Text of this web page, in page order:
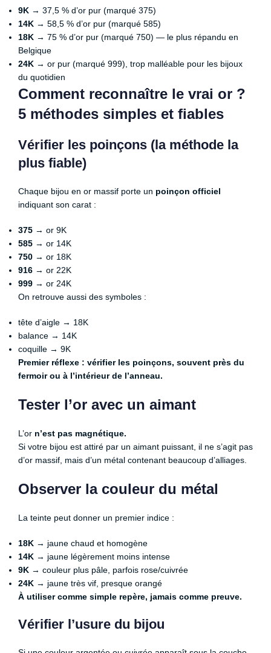
9K → 37,5 % d’or pur (marqué 375)
14K → 58,5 % d’or pur (marqué 585)
18K → 75 % d’or pur (marqué 750) — le plus répandu en
Belgique
24K → or pur (marqué 999), trop malléable pour les bijoux
du quotidien
Comment reconnaître le vrai or ?
5 méthodes simples et fiables
Vérifier les poinçons (la méthode la
plus fiable)
Chaque bijou en or massif porte un poinçon officiel
indiquant son carat :
375 → or 9K
585 → or 14K
750 → or 18K
916 → or 22K
999 → or 24K
On retrouve aussi des symboles :
tête d’aigle → 18K
balance → 14K
coquille → 9K
Premier réflexe : vérifier les poinçons, souvent près du
fermoir ou à l’intérieur de l’anneau.
Tester l’or avec un aimant
L’or n’est pas magnétique.
Si votre bijou est attiré par un aimant puissant, il ne s’agit pas
d’or massif, mais d’un métal contenant beaucoup d’alliages.
Observer la couleur du métal
La teinte peut donner un premier indice :
18K → jaune chaud et homogène
14K → jaune légèrement moins intense
9K → couleur plus pâle, parfois rose/cuivrée
24K → jaune très vif, presque orangé
À utiliser comme simple repère, jamais comme preuve.
Vérifier l’usure du bijou